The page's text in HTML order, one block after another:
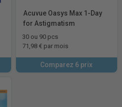
Acuvue Oasys Max 1-Day
for Astigmatism
30 ou 90 pcs
71,98 € par mois
Comparez 6 prix